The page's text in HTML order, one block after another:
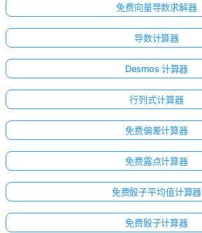
免费向量导数求解器
导数计算器
Desmos 计算器
行列式计算器
免费偏差计算器
免费露点计算器
免费骰子平均值计算器
免费骰子计算器